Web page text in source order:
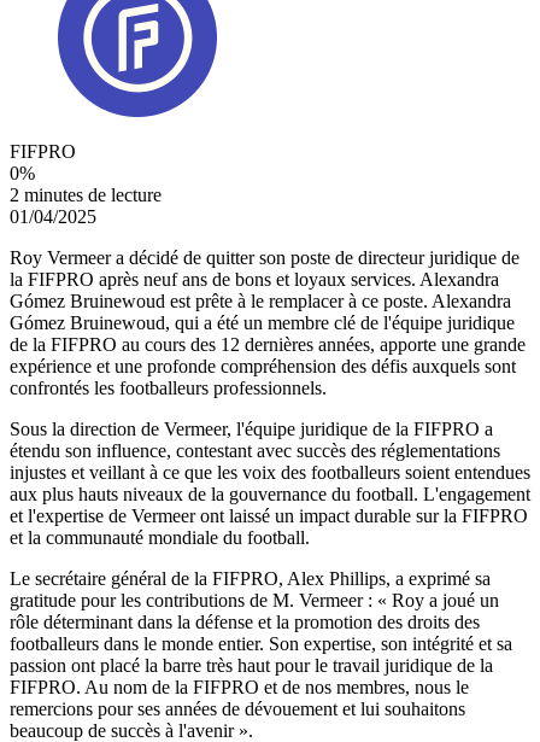
FIFPRO
0%
2 minutes de lecture
01/04/2025
Roy Vermeer a décidé de quitter son poste de directeur juridique de
la FIFPRO après neuf ans de bons et loyaux services. Alexandra
Gómez Bruinewoud est prête à le remplacer à ce poste. Alexandra
Gómez Bruinewoud, qui a été un membre clé de l'équipe juridique
de la FIFPRO au cours des 12 dernières années, apporte une grande
expérience et une profonde compréhension des défis auxquels sont
confrontés les footballeurs professionnels.
Sous la direction de Vermeer, l'équipe juridique de la FIFPRO a
étendu son influence, contestant avec succès des réglementations
injustes et veillant à ce que les voix des footballeurs soient entendues
aux plus hauts niveaux de la gouvernance du football. L'engagement
et l'expertise de Vermeer ont laissé un impact durable sur la FIFPRO
et la communauté mondiale du football.
Le secrétaire général de la FIFPRO, Alex Phillips, a exprimé sa
gratitude pour les contributions de M. Vermeer : « Roy a joué un
rôle déterminant dans la défense et la promotion des droits des
footballeurs dans le monde entier. Son expertise, son intégrité et sa
passion ont placé la barre très haut pour le travail juridique de la
FIFPRO. Au nom de la FIFPRO et de nos membres, nous le
remercions pour ses années de dévouement et lui souhaitons
beaucoup de succès à l'avenir ».